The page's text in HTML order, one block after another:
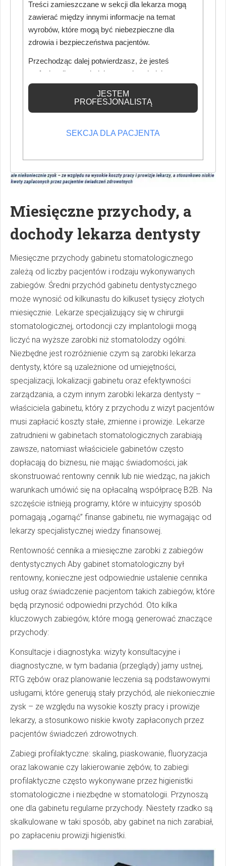
również koszt kilkuset złotych miesięcznie.
Miesięczne przychody, a
dochody lekarza dentysty
Miesięczne przychody gabinetu stomatologicznego
zależą od liczby pacjentów i rodzaju wykonywanych
zabiegów. Średni przychód gabinetu dentystycznego
może wynosić od kilkunastu do kilkuset tysięcy złotych
miesięcznie. Lekarze specjalizujący się w chirurgii
stomatologicznej, ortodoncji czy implantologii mogą
liczyć na wyższe zarobki niż stomatolodzy ogólni.
Niezbędne jest rozróżnienie czym są zarobki lekarza
dentysty, które są uzależnione od umiejętności,
specjalizacji, lokalizacji gabinetu oraz efektywności
zarządzania, a czym innym zarobki lekarza dentysty –
właściciela gabinetu, który z przychodu z wizyt pacjentów
musi zapłacić koszty stałe, zmienne i prowizje. Lekarze
zatrudnieni w gabinetach stomatologicznych zarabiają
zawsze, natomiast właściciele gabinetów często
dopłacają do biznesu, nie mając świadomości, jak
skonstruować rentowny cennik lub nie wiedząc, na jakich
warunkach umówić się na opłacalną współpracę B2B. Na
szczęście istnieją programy, które w intuicyjny sposób
pomagają „ogarnąć” finanse gabinetu, nie wymagając od
lekarzy specjalistycznej wiedzy finansowej.
Rentowność cennika a miesięczne zarobki z zabiegów
dentystycznych Aby gabinet stomatologiczny był
rentowny, konieczne jest odpowiednie ustalenie cennika
usług oraz świadczenie pacjentom takich zabiegów, które
będą przynosić odpowiedni przychód. Oto kilka
kluczowych zabiegów, które mogą generować znaczące
przychody:
Konsultacje i diagnostyka: wizyty konsultacyjne i
diagnostyczne, w tym badania (przeglądy) jamy ustnej,
RTG zębów oraz planowanie leczenia są podstawowymi
usługami, które generują stały przychód, ale niekoniecznie
zysk – ze względu na wysokie koszty pracy i prowizje
lekarzy, a stosunkowo niskie kwoty zapłaconych przez
pacjentów świadczeń zdrowotnych.
Zabiegi profilaktyczne: skaling, piaskowanie, fluoryzacja
oraz lakowanie czy lakierowanie zębów, to zabiegi
profilaktyczne często wykonywane przez higienistki
stomatologiczne i niezbędne w stomatologii. Przynoszą
one dla gabinetu regularne przychody. Niestety rzadko są
skalkulowane w taki sposób, aby gabinet na nich zarabiał,
po zapłaceniu prowizji higienistki.
Treści zamieszczane w sekcji dla lekarza mogą
zawierać między innymi informacje na temat
wyrobów, które mogą być niebezpieczne dla
zdrowia i bezpieczeństwa pacjentów.
Przechodząc dalej potwierdzasz, że jesteś
profesjonalistą posiadającym odpowiednią
wiedzę medyczną.
JESTEM
PROFESJONALISTĄ
SEKCJA DLA PACJENTA